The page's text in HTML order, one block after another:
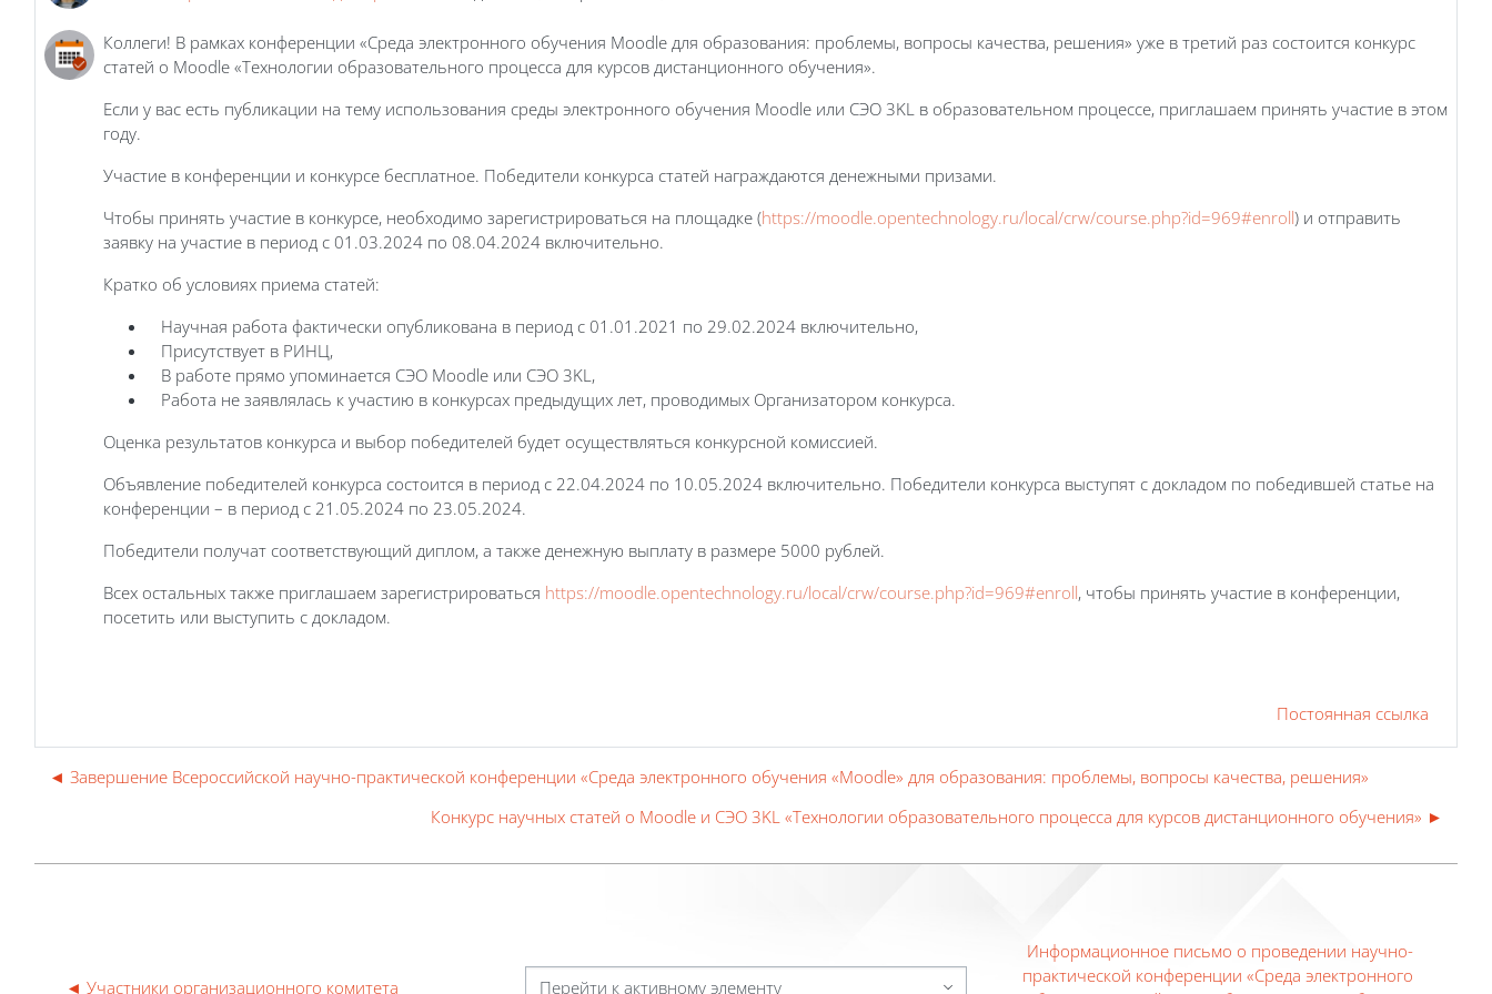
Коллеги! В рамках конференции «Среда электронного обучения Moodle для образования: проблемы, вопросы качества, решения» уже в третий раз состоится конкурс
статей о Moodle «Технологии образовательного процесса для курсов дистанционного обучения».
Если у вас есть публикации на тему использования среды электронного обучения Moodle или СЭО 3KL в образовательном процессе, приглашаем принять участие в этом
году.
Участие в конференции и конкурсе бесплатное. Победители конкурса статей награждаются денежными призами.
Чтобы принять участие в конкурсе, необходимо зарегистрироваться на площадке (https://moodle.opentechnology.ru/local/crw/course.php?id=969#enroll) и отправить
заявку на участие в период с 01.03.2024 по 08.04.2024 включительно.
Кратко об условиях приема статей:
Научная работа фактически опубликована в период с 01.01.2021 по 29.02.2024 включительно,
Присутствует в РИНЦ,
В работе прямо упоминается СЭО Moodle или СЭО 3KL,
Работа не заявлялась к участию в конкурсах предыдущих лет, проводимых Организатором конкурса.
Оценка результатов конкурса и выбор победителей будет осуществляться конкурсной комиссией.
Объявление победителей конкурса состоится в период с 22.04.2024 по 10.05.2024 включительно. Победители конкурса выступят с докладом по победившей статье на
конференции – в период с 21.05.2024 по 23.05.2024.
Победители получат соответствующий диплом, а также денежную выплату в размере 5000 рублей.
Всех остальных также приглашаем зарегистрироваться https://moodle.opentechnology.ru/local/crw/course.php?id=969#enroll, чтобы принять участие в конференции,
посетить или выступить с докладом.
Постоянная ссылка
◄ Завершение Всероссийской научно-практической конференции «Среда электронного обучения «Moodle» для образования: проблемы, вопросы качества, решения»
Конкурс научных статей о Moodle и СЭО 3KL «Технологии образовательного процесса для курсов дистанционного обучения» ►
◄ Участники организационного комитета
Информационное письмо о проведении научно-
практической конференции «Среда электронного